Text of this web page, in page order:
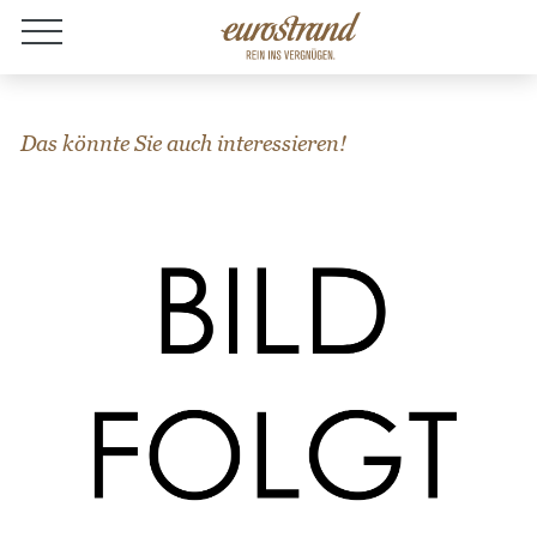
Jobs
Das könnte Sie auch interessieren!